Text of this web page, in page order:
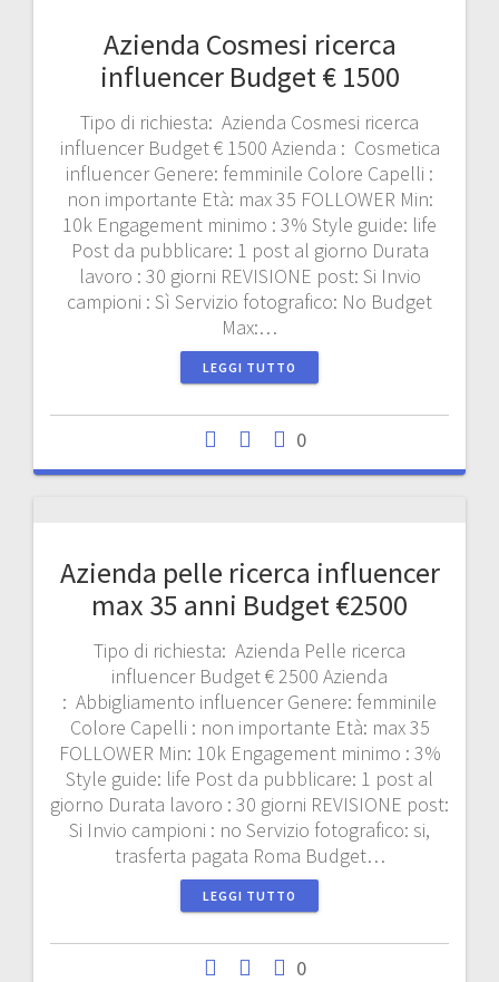
Azienda Cosmesi ricerca
influencer Budget € 1500
Tipo di richiesta: Azienda Cosmesi ricerca
influencer Budget € 1500 Azienda : Cosmetica
influencer Genere: femminile Colore Capelli :
non importante Età: max 35 FOLLOWER Min:
10k Engagement minimo : 3% Style guide: life
Post da pubblicare: 1 post al giorno Durata
lavoro : 30 giorni REVISIONE post: Si Invio
campioni : Sì Servizio fotografico: No Budget
Max:…
LEGGI TUTTO
0
Azienda pelle ricerca influencer
max 35 anni Budget €2500
Tipo di richiesta: Azienda Pelle ricerca
influencer Budget € 2500 Azienda
: Abbigliamento influencer Genere: femminile
Colore Capelli : non importante Età: max 35
FOLLOWER Min: 10k Engagement minimo : 3%
Style guide: life Post da pubblicare: 1 post al
giorno Durata lavoro : 30 giorni REVISIONE post:
Si Invio campioni : no Servizio fotografico: si,
trasferta pagata Roma Budget…
LEGGI TUTTO
0